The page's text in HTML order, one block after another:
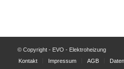
© Copyright - EVO - Elektroheizung
Kontakt
Impressum AGB